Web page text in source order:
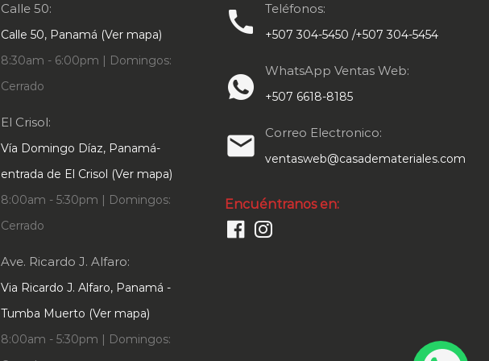
Calle 50:
Calle 50, Panamá (Ver mapa)
8:30am - 6:00pm | Domingos:
Cerrado
El Crisol:
Vía Domingo Díaz, Panamá-
entrada de El Crisol (Ver mapa)
8:00am - 5:30pm | Domingos:
Cerrado
Ave. Ricardo J. Alfaro:
Via Ricardo J. Alfaro, Panamá -
Tumba Muerto (Ver mapa)
8:00am - 5:30pm | Domingos:
call Teléfonos:
+507 304-5450 /+507 304-5454
WhatsApp Ventas Web:
+507 6618-8185
email Correo Electronico:
ventasweb@casademateriales.com
Encuéntranos en: